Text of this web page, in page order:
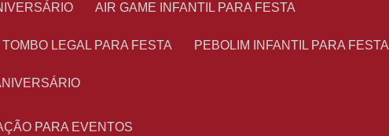
AIR GAME INFANTIL PARA FESTA
TOMBO LEGAL PARA FESTA PEBOLIM INFANTIL PARA FESTA
PARA EVENTOS